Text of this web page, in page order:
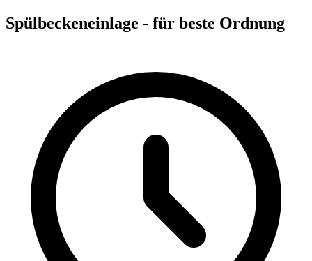
Spülbeckeneinlage - für beste Ordnung